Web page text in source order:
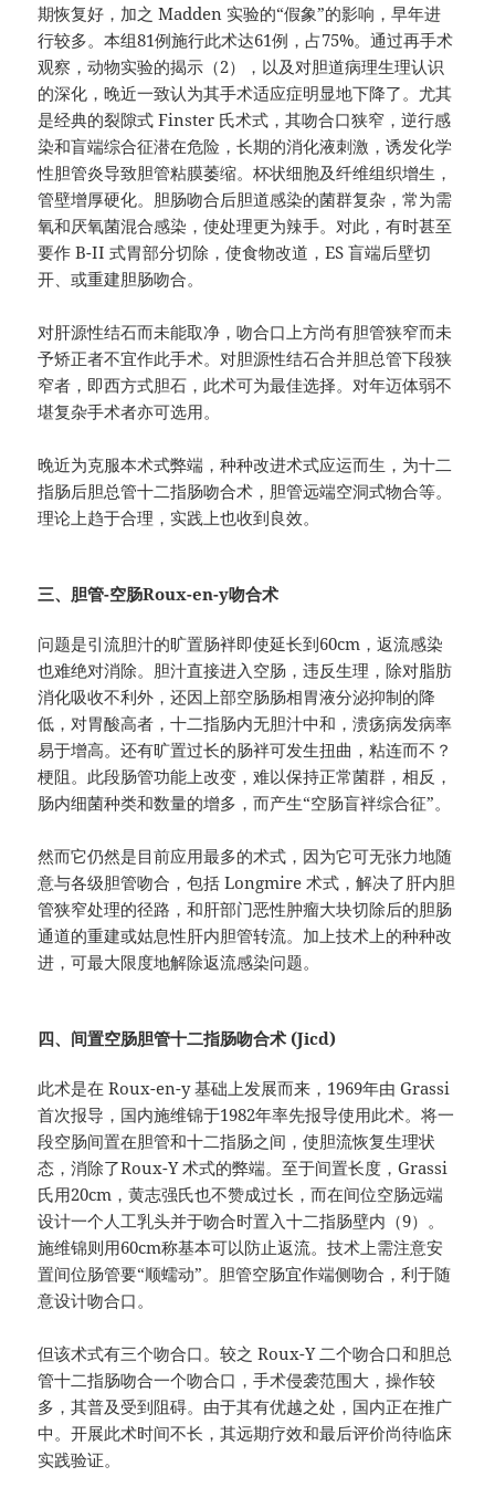
期恢复好，加之 Madden 实验的“假象”的影响，早年进
行较多。本组81例施行此术达61例，占75%。通过再手术
观察，动物实验的揭示（2），以及对胆道病理生理认识
的深化，晚近一致认为其手术适应症明显地下降了。尤其
是经典的裂隙式 Finster 氏术式，其吻合口狭窄，逆行感
染和盲端综合征潜在危险，长期的消化液刺激，诱发化学
性胆管炎导致胆管粘膜萎缩。杯状细胞及纤维组织增生，
管壁增厚硬化。胆肠吻合后胆道感染的菌群复杂，常为需
氧和厌氧菌混合感染，使处理更为辣手。对此，有时甚至
要作 B-II 式胃部分切除，使食物改道，ES 盲端后壁切
开、或重建胆肠吻合。
对肝源性结石而未能取净，吻合口上方尚有胆管狭窄而未
予矫正者不宜作此手术。对胆源性结石合并胆总管下段狭
窄者，即西方式胆石，此术可为最佳选择。对年迈体弱不
堪复杂手术者亦可选用。
晚近为克服本术式弊端，种种改进术式应运而生，为十二
指肠后胆总管十二指肠吻合术，胆管远端空洞式物合等。
理论上趋于合理，实践上也收到良效。
三、胆管-空肠Roux-en-y吻合术
问题是引流胆汁的旷置肠袢即使延长到60cm，返流感染
也难绝对消除。胆汁直接进入空肠，违反生理，除对脂肪
消化吸收不利外，还因上部空肠肠相胃液分泌抑制的降
低，对胃酸高者，十二指肠内无胆汁中和，溃疡病发病率
易于增高。还有旷置过长的肠袢可发生扭曲，粘连而不？
梗阻。此段肠管功能上改变，难以保持正常菌群，相反，
肠内细菌种类和数量的增多，而产生“空肠盲袢综合征”。
然而它仍然是目前应用最多的术式，因为它可无张力地随
意与各级胆管吻合，包括 Longmire 术式，解决了肝内胆
管狭窄处理的径路，和肝部门恶性肿瘤大块切除后的胆肠
通道的重建或姑息性肝内胆管转流。加上技术上的种种改
进，可最大限度地解除返流感染问题。
四、间置空肠胆管十二指肠吻合术 (Jicd)
此术是在 Roux-en-y 基础上发展而来，1969年由 Grassi
首次报导，国内施维锦于1982年率先报导使用此术。将一
段空肠间置在胆管和十二指肠之间，使胆流恢复生理状
态，消除了Roux-Y 术式的弊端。至于间置长度，Grassi
氏用20cm，黄志强氏也不赞成过长，而在间位空肠远端
设计一个人工乳头并于吻合时置入十二指肠壁内（9）。
施维锦则用60cm称基本可以防止返流。技术上需注意安
置间位肠管要“顺蠕动”。胆管空肠宜作端侧吻合，利于随
意设计吻合口。
但该术式有三个吻合口。较之 Roux-Y 二个吻合口和胆总
管十二指肠吻合一个吻合口，手术侵袭范围大，操作较
多，其普及受到阻碍。由于其有优越之处，国内正在推广
中。开展此术时间不长，其远期疗效和最后评价尚待临床
实践验证。